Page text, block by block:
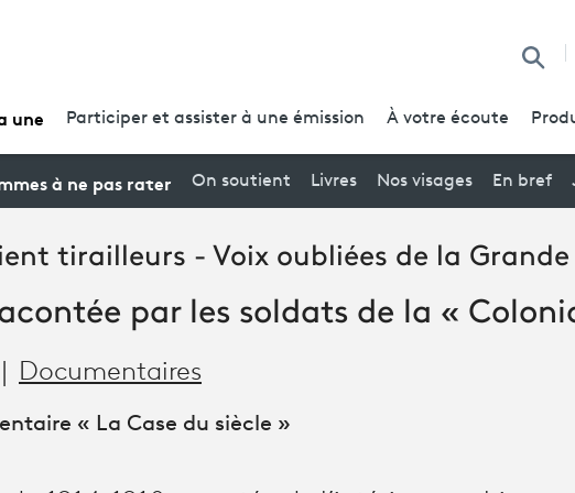
une Participer et assister à une émission À votre écoute
à ne pas rater On soutient Livres Nos visages En bref
tirailleurs - Voix oubliées de la Grande
par les soldats de la «
Documentaires
« La Case du siècle »